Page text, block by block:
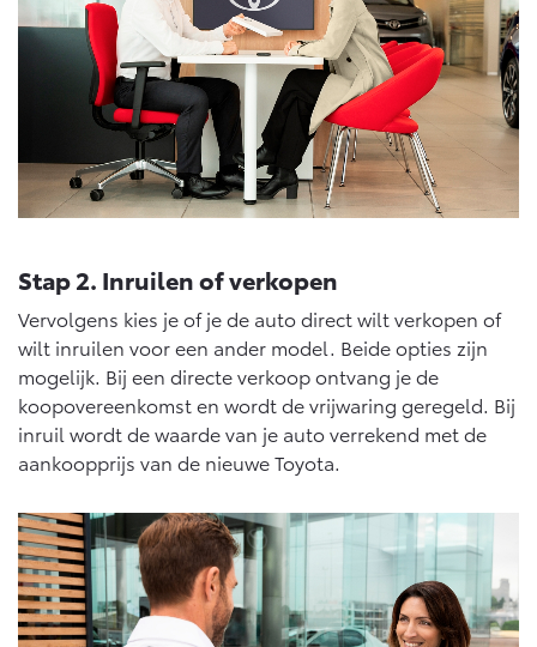
Stap 2. Inruilen of verkopen
Vervolgens kies je of je de auto direct wilt verkopen of
wilt inruilen voor een ander model. Beide opties zijn
mogelijk. Bij een directe verkoop ontvang je de
koopovereenkomst en wordt de vrijwaring geregeld. Bij
inruil wordt de waarde van je auto verrekend met de
aankoopprijs van de nieuwe Toyota.